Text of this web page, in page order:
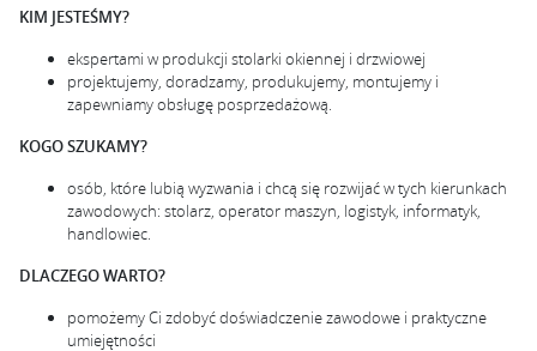
KIM JESTEŚMY?
ekspertami w produkcji stolarki okiennej i drzwiowej
projektujemy, doradzamy, produkujemy, montujemy i
zapewniamy obsługę posprzedażową.
KOGO SZUKAMY?
osób, które lubią wyzwania i chcą się rozwijać w tych kierunkach
zawodowych: stolarz, operator maszyn, logistyk, informatyk,
handlowiec.
DLACZEGO WARTO?
pomożemy Ci zdobyć doświadczenie zawodowe i praktyczne
umiejętności